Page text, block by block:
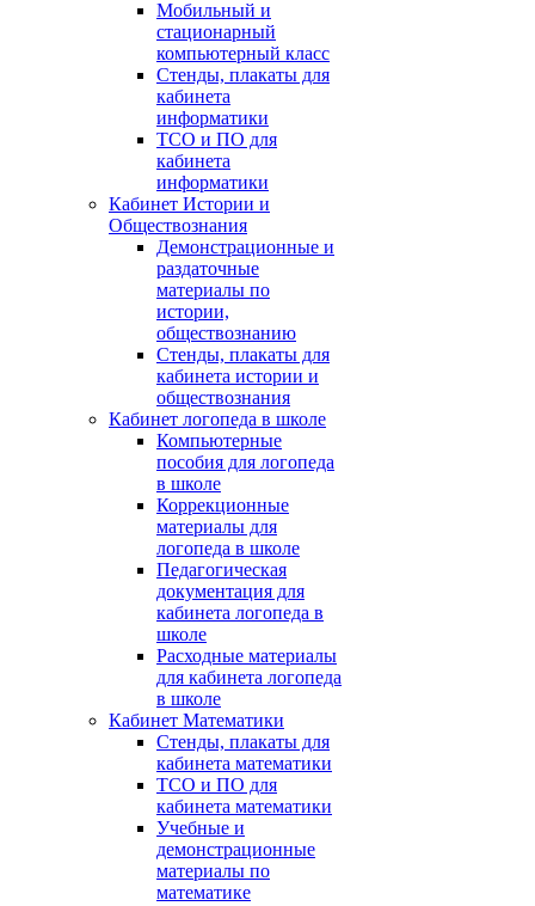
Мобильный и
стационарный
компьютерный класс
Стенды, плакаты для
кабинета
информатики
ТСО и ПО для
кабинета
информатики
Кабинет Истории и
Обществознания
Демонстрационные и
раздаточные
материалы по
истории,
обществознанию
Стенды, плакаты для
кабинета истории и
обществознания
Кабинет логопеда в школе
Компьютерные
пособия для логопеда
в школе
Коррекционные
материалы для
логопеда в школе
Педагогическая
документация для
кабинета логопеда в
школе
Расходные материалы
для кабинета логопеда
в школе
Кабинет Математики
Стенды, плакаты для
кабинета математики
ТСО и ПО для
кабинета математики
Учебные и
демонстрационные
материалы по
математике